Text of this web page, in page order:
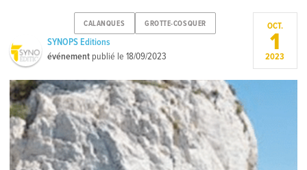
CALANQUES GROTTE-COSQUER
SYNOPS Editions
événement publié le18/09/2023
OCT.
1
2023